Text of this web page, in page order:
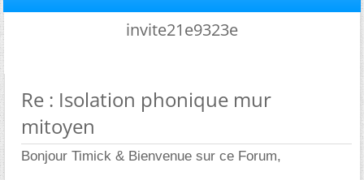
invite21e9323e
Re : Isolation phonique mur
mitoyen
Bonjour Timick & Bienvenue sur ce Forum,